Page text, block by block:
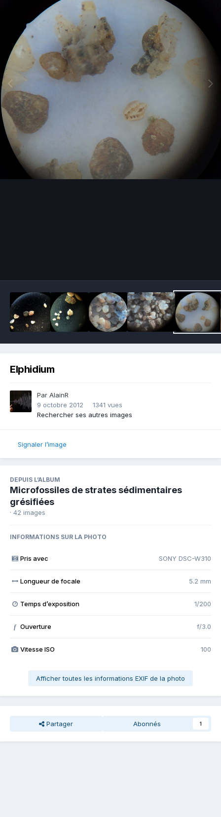
Elphidium
Par AlainR
9 octobre 2012
1341 vues
Rechercher ses autres images
Signaler l’image
DEPUIS L’ALBUM
Microfossiles de strates sédimentaires
grésifiées
· 42 images
INFORMATIONS SUR LA PHOTO
Pris avec SONY DSC-W310
Longueur de focale 5.2 mm
Temps d’exposition 1/200
f Ouverture f/3.0
Vitesse ISO 100
Afficher toutes les informations EXIF de la photo
Partager Abonnés 1